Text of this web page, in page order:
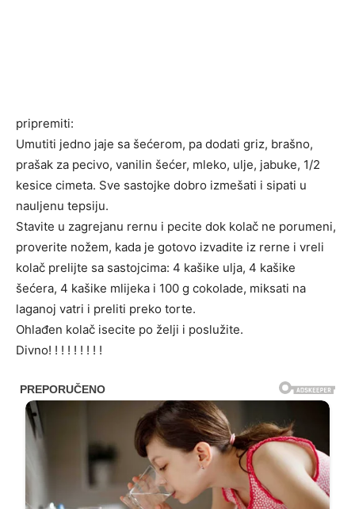
pripremiti:
Umutiti jedno jaje sa šećerom, pa dodati griz, brašno,
prašak za pecivo, vanilin šećer, mleko, ulje, jabuke, 1/2
kesice cimeta. Sve sastojke dobro izmešati i sipati u
nauljenu tepsiju.
Stavite u zagrejanu rernu i pecite dok kolač ne porumeni,
proverite nožem, kada je gotovo izvadite iz rerne i vreli
kolač prelijte sa sastojcima: 4 kašike ulja, 4 kašike
šećera, 4 kašike mlijeka i 100 g cokolade, miksati na
laganoj vatri i preliti preko torte.
Ohlađen kolač isecite po želji i poslužite.
Divno! ! ! ! ! ! ! ! !